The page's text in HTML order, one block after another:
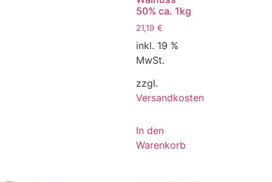
50% ca. 1kg
21,19 €
inkl. 19 %
MwSt.
zzgl.
Versandkosten
In den
Warenkorb